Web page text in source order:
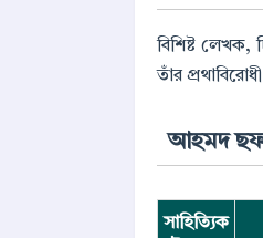
বিশিষ্ট লেখক,
তাঁর
আহমদ
সাহিত্যিক